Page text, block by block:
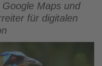
Maps und
für digitalen